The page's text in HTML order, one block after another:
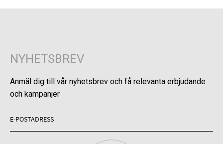
NYHETSBREV
Anmäl dig till vår nyhetsbrev och få relevanta erbjudande
och kampanjer